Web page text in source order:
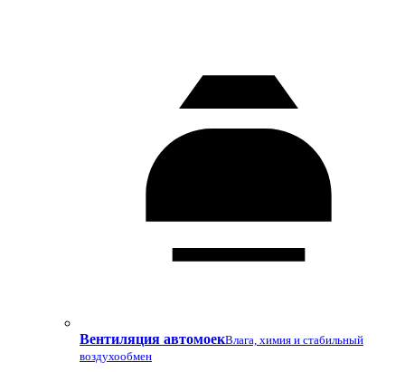
Вентиляция автомоекВлага, химия и стабильный
воздухообмен